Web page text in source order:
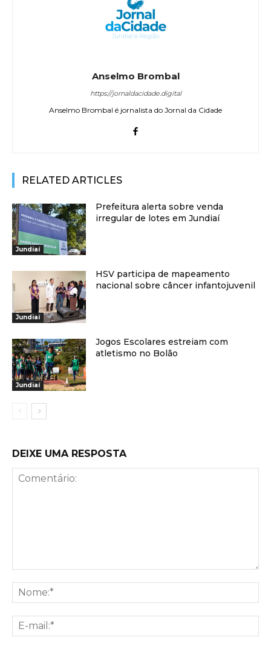
Anselmo Brombal
https://jornaldacidade.digital
Anselmo Brombal é jornalista do Jornal da Cidade
RELATED ARTICLES
Jundiaí
Prefeitura alerta sobre venda
irregular de lotes em Jundiaí
Jundiaí
HSV participa de mapeamento
nacional sobre câncer infantojuvenil
Jundiaí
Jogos Escolares estreiam com
atletismo no Bolão
DEIXE UMA RESPOSTA